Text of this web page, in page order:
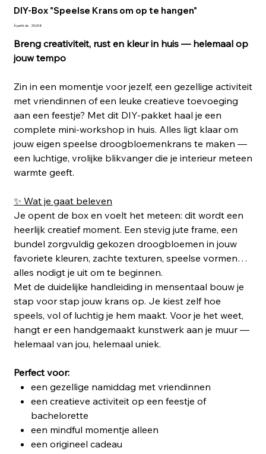
DIY-Box "Speelse Krans om op te hangen"
À partir de Prix
25,00 €
Breng creativiteit, rust en kleur in huis — helemaal op
jouw tempo
Zin in een momentje voor jezelf, een gezellige activiteit
met vriendinnen of een leuke creatieve toevoeging
aan een feestje? Met dit DIY‑pakket haal je een
complete mini‑workshop in huis. Alles ligt klaar om
jouw eigen speelse droogbloemenkrans te maken —
een luchtige, vrolijke blikvanger die je interieur meteen
warmte geeft.
✨ Wat je gaat beleven
Je opent de box en voelt het meteen: dit wordt een
heerlijk creatief moment. Een stevig jute frame, een
bundel zorgvuldig gekozen droogbloemen in jouw
favoriete kleuren, zachte texturen, speelse vormen…
alles nodigt je uit om te beginnen.
Met de duidelijke handleiding in mensentaal bouw je
stap voor stap jouw krans op. Je kiest zelf hoe
speels, vol of luchtig je hem maakt. Voor je het weet,
hangt er een handgemaakt kunstwerk aan je muur —
helemaal van jou, helemaal uniek.
Perfect voor:
een gezellige namiddag met vriendinnen
een creatieve activiteit op een feestje of
bachelorette
een mindful momentje alleen
een origineel cadeau